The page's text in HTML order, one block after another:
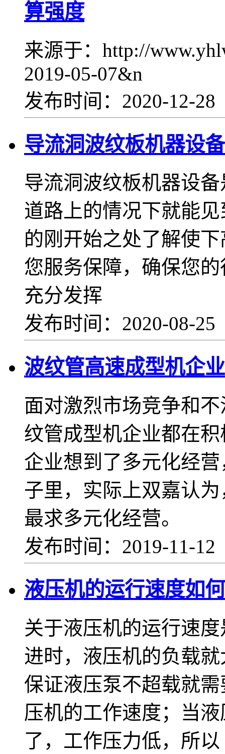
算强度
来源于：http://
2019-05-07&n
发布时间：2020-12-
导流洞波纹板机器设
导流洞波纹板机器设
道路上的情况下就能
的刚开始之处了解使
您服务保障，确保您
充分发挥
发布时间：2020-08-
波纹管高速成型机企
面对激烈市场竞争和
纹管成型机企业都在
企业想到了多元化经
子里，实际上双嘉认
最求多元化经营。
发布时间：2019-11-
液压机的运行速度如
关于液压机的运行速
进时，液压机的负载
保证液压泵不超载就
压机的工作速度；当
了，工作压力低，所以